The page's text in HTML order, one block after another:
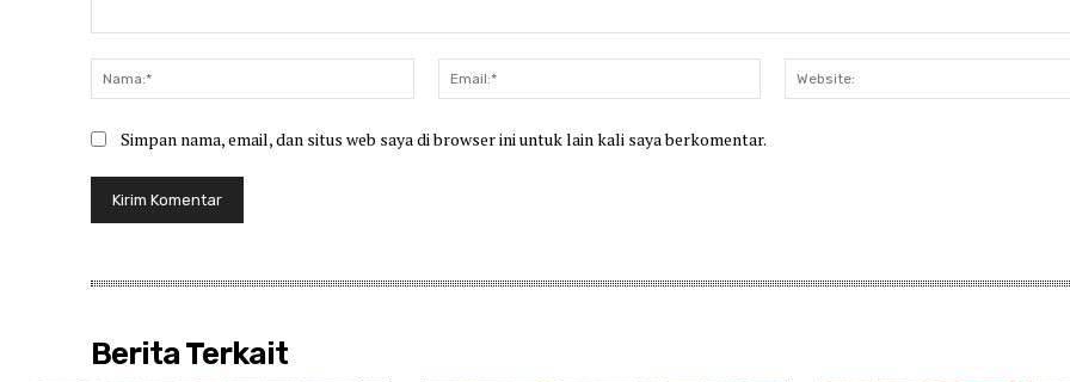
Nama:*
Email:*
Simpan nama, email, dan situs web saya di browser ini untuk lain kali saya berkomentar.
Berita Terkait